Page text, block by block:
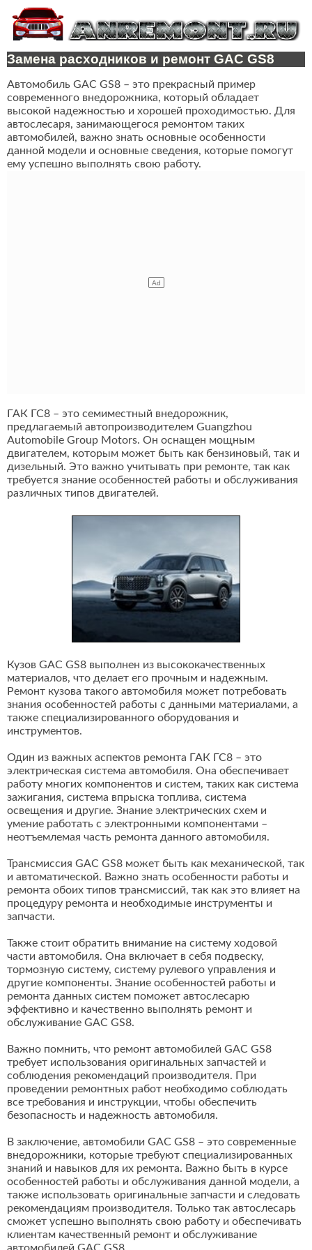
Замена расходников и ремонт GAC GS8
Автомобиль GAC GS8 – это прекрасный пример
современного внедорожника, который обладает
высокой надежностью и хорошей проходимостью. Для
автослесаря, занимающегося ремонтом таких
автомобилей, важно знать основные особенности
данной модели и основные сведения, которые помогут
ему успешно выполнять свою работу.
ГАК ГС8 – это семиместный внедорожник,
предлагаемый автопроизводителем Guangzhou
Automobile Group Motors. Он оснащен мощным
двигателем, которым может быть как бензиновый, так и
дизельный. Это важно учитывать при ремонте, так как
требуется знание особенностей работы и обслуживания
различных типов двигателей.
Кузов GAC GS8 выполнен из высококачественных
материалов, что делает его прочным и надежным.
Ремонт кузова такого автомобиля может потребовать
знания особенностей работы с данными материалами, а
также специализированного оборудования и
инструментов.
Один из важных аспектов ремонта ГАК ГС8 – это
электрическая система автомобиля. Она обеспечивает
работу многих компонентов и систем, таких как система
зажигания, система впрыска топлива, система
освещения и другие. Знание электрических схем и
умение работать с электронными компонентами –
неотъемлемая часть ремонта данного автомобиля.
Трансмиссия GAC GS8 может быть как механической, так
и автоматической. Важно знать особенности работы и
ремонта обоих типов трансмиссий, так как это влияет на
процедуру ремонта и необходимые инструменты и
запчасти.
Также стоит обратить внимание на систему ходовой
части автомобиля. Она включает в себя подвеску,
тормозную систему, систему рулевого управления и
другие компоненты. Знание особенностей работы и
ремонта данных систем поможет автослесарю
эффективно и качественно выполнять ремонт и
обслуживание GAC GS8.
Важно помнить, что ремонт автомобилей GAC GS8
требует использования оригинальных запчастей и
соблюдения рекомендаций производителя. При
проведении ремонтных работ необходимо соблюдать
все требования и инструкции, чтобы обеспечить
безопасность и надежность автомобиля.
В заключение, автомобили GAC GS8 – это современные
внедорожники, которые требуют специализированных
знаний и навыков для их ремонта. Важно быть в курсе
особенностей работы и обслуживания данной модели, а
также использовать оригинальные запчасти и следовать
рекомендациям производителя. Только так автослесарь
сможет успешно выполнять свою работу и обеспечивать
клиентам качественный ремонт и обслуживание